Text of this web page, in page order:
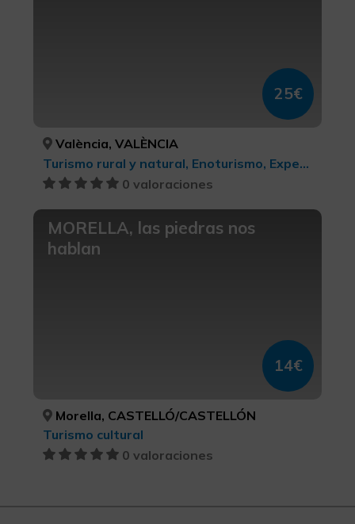
25€
València, VALÈNCIA
Turismo rural y natural, Enoturismo, Experiencias Gastronómicas l'Exquisit Mediterrani, Turismo gastronómico, Turismo cultural, Turismo de ocio y diversión
0 valoraciones
MORELLA, las piedras nos
hablan
14€
Morella, CASTELLÓ/CASTELLÓN
Turismo cultural
0 valoraciones